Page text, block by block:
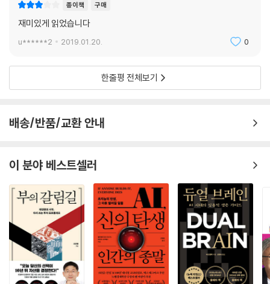
종이책 구매
재미있게 읽었습니다
u******2 2019.01.20. 0
한줄평 전체보기
배송/반품/교환 안내
이 분야 베스트셀러